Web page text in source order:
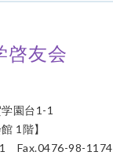
啓友会
園台1-1
1階】
Fax.0476-98-1174